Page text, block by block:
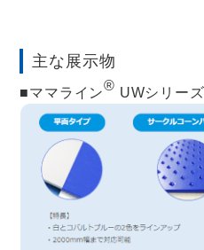
主な展示物
■ママライン® UWシリーズ